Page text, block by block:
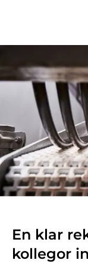
En klar
kollegor